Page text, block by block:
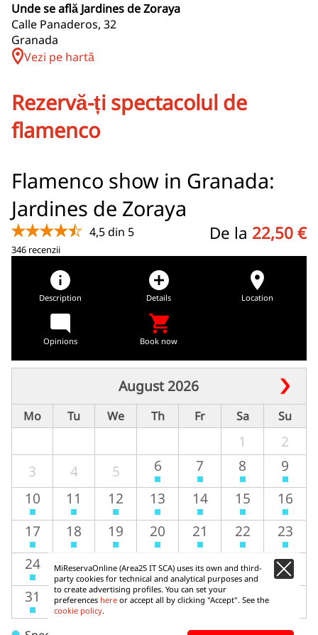
Unde se află Jardines de Zoraya
Calle Panaderos, 32
Granada
Vezi pe hartă
Rezervă-ți spectacolul de
flamenco
Flamenco show in Granada:
Jardines de Zoraya
★★★★★ 4,5 din 5
346 recenzii
De la 22,50 €